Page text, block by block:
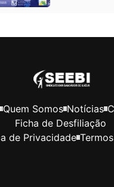
Quem Somos Notícias
Ficha de Desfiliação
de Privacidade